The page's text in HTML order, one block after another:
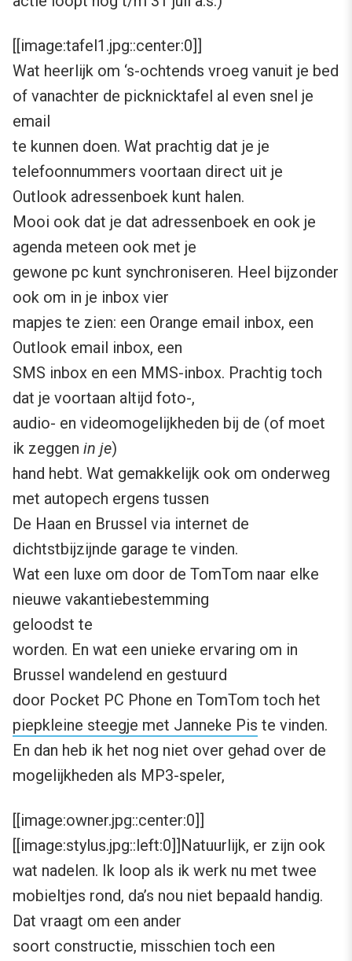
[[image:tafel1.jpg::center:0]]
Wat heerlijk om ‘s-ochtends vroeg vanuit je bed
of vanachter de picknicktafel al even snel je
email
te kunnen doen. Wat prachtig dat je je
telefoonnummers voortaan direct uit je
Outlook adressenboek kunt halen.
Mooi ook dat je dat adressenboek en ook je
agenda meteen ook met je
gewone pc kunt synchroniseren. Heel bijzonder
ook om in je inbox vier
mapjes te zien: een Orange email inbox, een
Outlook email inbox, een
SMS inbox en een MMS-inbox. Prachtig toch
dat je voortaan altijd foto-,
audio- en videomogelijkheden bij de (of moet
ik zeggen in je)
hand hebt. Wat gemakkelijk ook om onderweg
met autopech ergens tussen
De Haan en Brussel via internet de
dichtstbijzijnde garage te vinden.
Wat een luxe om door de TomTom naar elke
nieuwe vakantiebestemming
geloodst te
worden. En wat een unieke ervaring om in
Brussel wandelend en gestuurd
door Pocket PC Phone en TomTom toch het
piepkleine steegje met Janneke Pis te vinden.
En dan heb ik het nog niet over gehad over de
mogelijkheden als MP3-speler,
[[image:owner.jpg::center:0]]
[[image:stylus.jpg::left:0]]Natuurlijk, er zijn ook
wat nadelen. Ik loop als ik werk nu met twee
mobieltjes rond, da’s nou niet bepaald handig.
Dat vraagt om een ander
soort constructie, misschien toch een